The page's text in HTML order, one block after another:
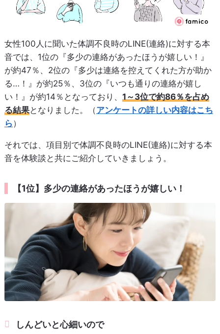
女性100人に聞いた体調不良時のLINE(連絡)に対する本
音では、1位の『多少の連絡があったほうが嬉しい！』
が約47％、2位の『多少は連絡を控えてくれた方が助か
る…！』が約25％、3位の『いつも通りの連絡が嬉し
い！』が約14％となっており、 1～3位で約86％を占め
る結果となりました。（アンケートの詳しい内容はこち
ら ）
それでは、項目別で体調不良時のLINE(連絡)に対する本
音を体験談と共にご紹介していきましょう。
【1位】多少の連絡があったほうが嬉しい！
しんどいと心細いので